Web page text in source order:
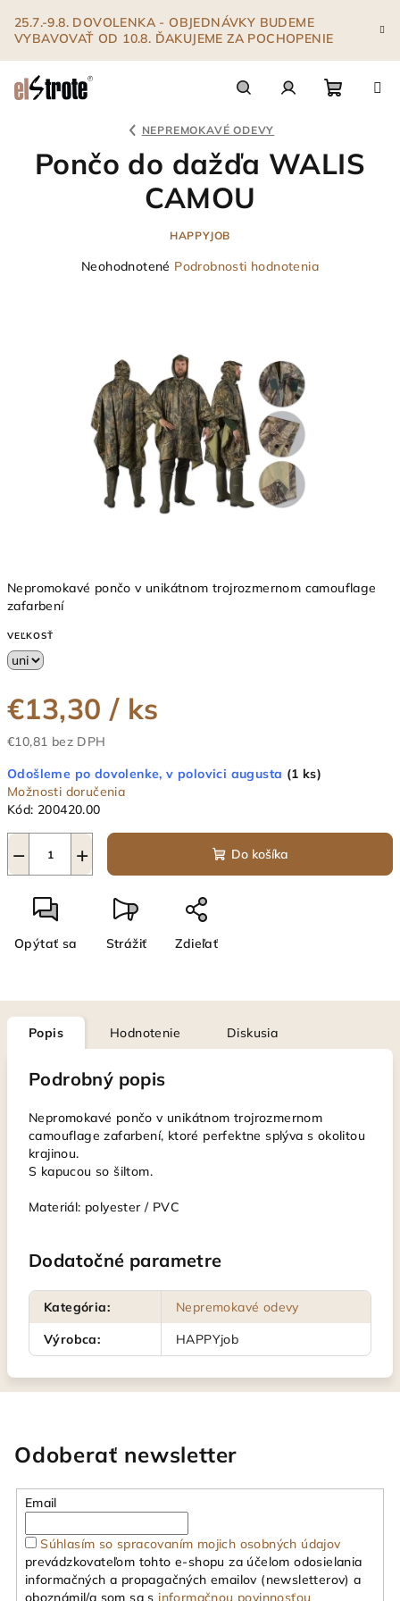
obsah
25.7.-9.8. DOVOLENKA - OBJEDNÁVKY BUDEME
VYBAVOVAŤ OD 10.8. ĎAKUJEME ZA POCHOPENIE
košík
NEPREMOKAVÉ ODEVY
Nepromokavé pončo v unikátnom trojrozmernom camouflage
zafarbení
VEĽKOSŤ
€13,30 / ks
€10,81 bez DPH
cena:
Odošleme po dovolenke, v polovici augusta (1 ks)
Možnosti doručenia
Kód: 200420.00
+
− Do košíka
Opýtať sa Strážiť Zdieľať
Pončo do dažďa WALIS
CAMOU
HAPPYJOB
Priemerné
hviezdičiek.
Neohodnotené Podrobnosti hodnotenia
Popis Hodnotenie Diskusia
Podrobný popis
Nepromokavé pončo v unikátnom trojrozmernom
camouflage zafarbení, ktoré perfektne splýva s okolitou
krajinou.
S kapucou so šiltom.
Materiál: polyester / PVC
Dodatočné parametre
Kategória:
Nepremokavé odevy
Výrobca: HAPPYjob
Odoberať newsletter
Email
Súhlasím so spracovaním mojich osobných údajov
prevádzkovateľom tohto e-shopu za účelom odosielania
informačných a propagačných emailov (newsletterov) a
oboznámil/a som sa s informačnou povinnosťou